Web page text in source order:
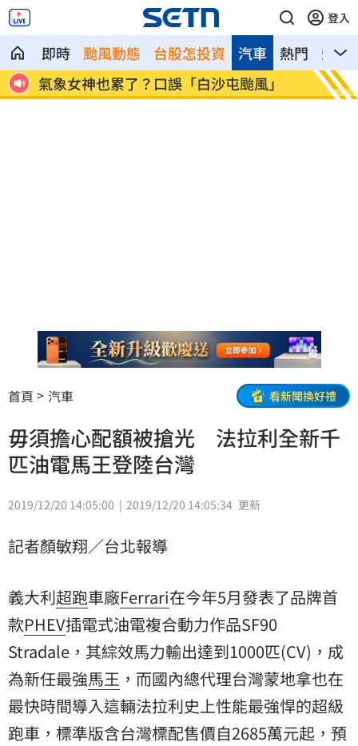
登入
即時 颱風動態 台股怎投資 熱門 影音
汽車
女神也累了？口誤「白沙屯颱風」
酸民疑「是不
嗆
首頁 汽車 看新聞換好禮
毋須擔心配額被搶光 法拉利全新千
匹油電馬王登陸台灣
2019/12/20 14:05:00 2019/12/20 14:05:34 更新
記者顏敏翔／台北報導
義大利超跑車廠Ferrari在今年5月發表了品牌首
款PHEV插電式油電複合動力作品SF90
Stradale，其綜效馬力輸出達到1000匹(CV)，成
為新任最強馬王 ，而國內總代理台灣蒙地拿也在
最快時間導入這輛法拉利史上性能最強悍的超級
跑車，標準版含台灣標配售價自2685萬元起，預